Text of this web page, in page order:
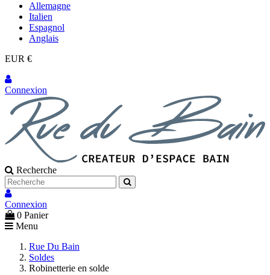
Allemagne
Italien
Espagnol
Anglais
EUR €
Connexion
Recherche
Connexion
0 Panier
Menu
Rue Du Bain
Soldes
Robinetterie en solde